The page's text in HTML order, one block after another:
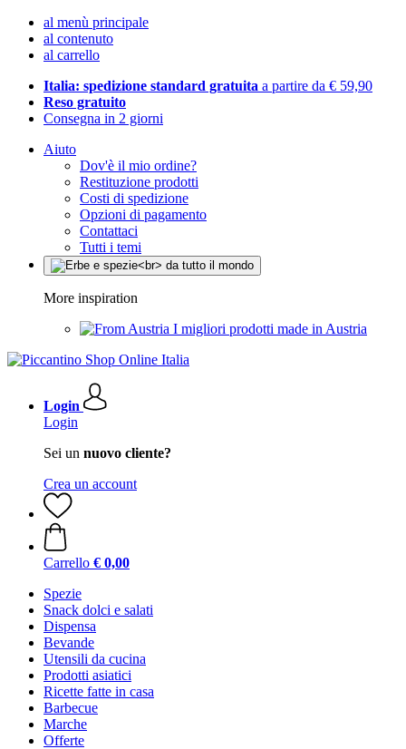
al menù principale
al contenuto
al carrello
Italia: spedizione standard gratuita a partire da € 59,90
Reso gratuito
Consegna in 2 giorni
Aiuto
Dov'è il mio ordine?
Restituzione prodotti
Costi di spedizione
Opzioni di pagamento
Contattaci
Tutti i temi
More inspiration
I migliori prodotti made in Austria
Login
Login
Sei un nuovo cliente?
Crea un account
Carrello € 0,00
Spezie
Snack dolci e salati
Dispensa
Bevande
Utensili da cucina
Prodotti asiatici
Ricette fatte in casa
Barbecue
Marche
Offerte